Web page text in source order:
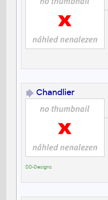
Chandlier
DD-Designs